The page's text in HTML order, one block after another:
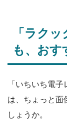
「ラク
も、おす
「いちいち電
は、ちょっと
しょうか。